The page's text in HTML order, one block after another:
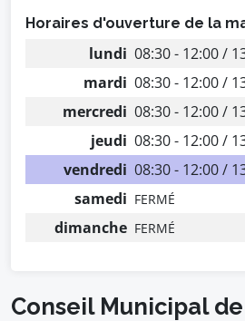
Horaires d'ouverture de la
lundi 08:30 - 12:00 /
mardi 08:30 - 12:00 /
mercredi 08:30 - 12:00 /
jeudi 08:30 - 12:00 /
vendredi 08:30 - 12:00 /
samedi FERMÉ
dimanche FERMÉ
Conseil Municipal